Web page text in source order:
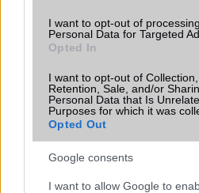
I want to opt-out of
Personal Data for Targeted
Opted In
I want to opt-out of Collection,
Retention, Sale, and/or
Personal Data that Is
Purposes for which it was
Opted Out
Google consents
I want to allow Google to
Limited Edition
SAR
N/A = Nincs adat. Legutóbbi frissítés: